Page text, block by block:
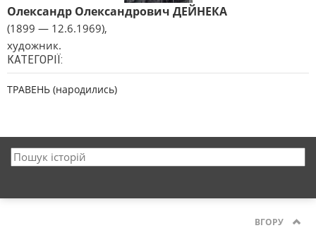
Олександр Олександрович ДЕЙНЕКА
(1899 — 12.6.1969),
художник.
КАТЕГОРІЇ:
ТРАВЕНЬ (народились)
ВГОРУ